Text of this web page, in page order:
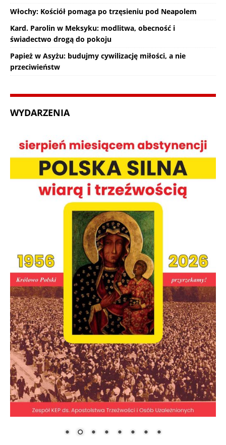
Włochy: Kościół pomaga po trzęsieniu pod Neapolem
Kard. Parolin w Meksyku: modlitwa, obecność i
świadectwo drogą do pokoju
Papież w Asyżu: budujmy cywilizację miłości, a nie
przeciwieństw
WYDARZENIA